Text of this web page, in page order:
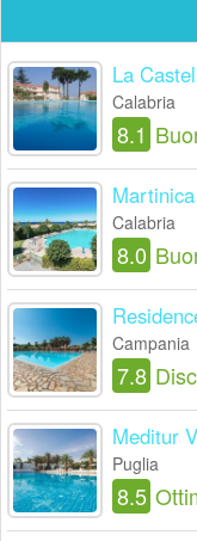
La
Calabria
8.1
Calabria
8.0
Campania
7.8
Meditur
Puglia
8.5